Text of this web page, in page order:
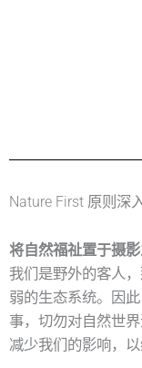
Nature First 原则深
将自然福祉置于摄影
我们是野外的客人
弱的生态系统。因
事，切勿对自然世
减少我们的影响，